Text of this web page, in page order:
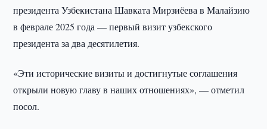
президента Узбекистана Шавката Мирзиёева в Малайзию
в феврале 2025 года — первый визит узбекского
президента за два десятилетия.
«Эти исторические визиты и достигнутые соглашения
открыли новую главу в наших отношениях», — отметил
посол.